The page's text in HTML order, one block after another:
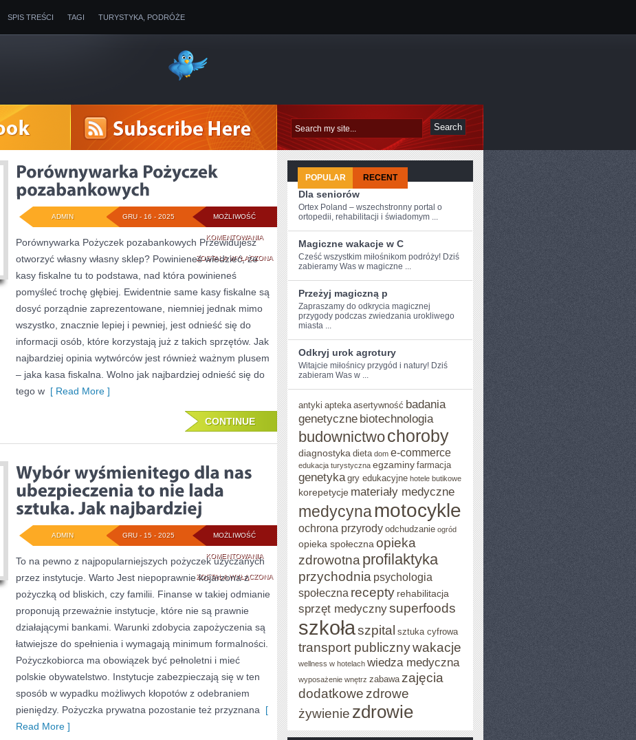
SPIS TREŚCI TAGI TURYSTYKA, PODRÓŻE
MOŻLIWOŚĆ
KOMENTOWANIAPORÓWNYWARKA
POŻYCZEK
POZABANKOWYCH
ZOSTAŁA WYŁĄCZONA
GRU - 16 - 2025
ADMIN
Porównywarka Pożyczek pozabankowych Przewidujesz
otworzyć własny własny sklep? Powinieneś wiedzieć, że
kasy fiskalne tu to podstawa, nad która powinieneś
pomyśleć trochę głębiej. Ewidentnie same kasy fiskalne są
dosyć porządnie zaprezentowane, niemniej jednak mimo
wszystko, znacznie lepiej i pewniej, jest odnieść się do
informacji osób, które korzystają już z takich sprzętów. Jak
najbardziej opinia wytwórców jest również ważnym plusem
– jaka kasa fiskalna. Wolno jak najbardziej odnieść się do
tego w [ Read More ]
CONTINUE
MOŻLIWOŚĆ
KOMENTOWANIAWYBÓR
WYŚMIENITEGO
DLA
UBEZPIECZENIA
LADA
SZTUKA.
ZOSTAŁA WYŁĄCZONA
GRU - 15 - 2025
ADMIN
To na pewno z najpopularniejszych pożyczek użyczanych
przez instytucje. Warto Jest niepoprawnie kojarzona z
pożyczką od bliskich, czy familii. Finanse w takiej odmianie
proponują przeważnie instytucje, które nie są prawnie
działającymi bankami. Warunki zdobycia zapożyczenia są
łatwiejsze do spełnienia i wymagają minimum formalności.
Pożyczkobiorca ma obowiązek być pełnoletni i mieć
polskie obywatelstwo. Instytucje zabezpieczają się w ten
sposób w wypadku możliwych kłopotów z odebraniem
pieniędzy. Pożyczka prywatna pozostanie też przyznana [
Read More ]
POPULAR RECENT
Dla seniorów
Ortex Poland – wszechstronny portal o
ortopedii, rehabilitacji i świadomym ...
Magiczne wakacje w C
Cześć wszystkim miłośnikom ⁢podróży! Dziś
zabieramy Was w magiczne ...
Przeżyj magiczną p
Zapraszamy ⁣do odkrycia magicznej
przygody podczas zwiedzania urokliwego
miasta ...
Odkryj urok agrotury
Witajcie ⁤miłośnicy przygód i natury! Dziś
zabieram Was w ...
antyki apteka asertywność badania
genetyczne biotechnologia
budownictwochoroby
diagnostyka dieta dom e-commerce
edukacja turystyczna egzaminy farmacja
genetyka gry edukacyjne hotele butikowe
korepetycje materiały medyczne
medycynamotocykle
ochrona przyrody odchudzanie ogród
opieka społeczna opieka
zdrowotna profilaktyka
przychodnia psychologia
społeczna recepty rehabilitacja
sprzęt medycznysuperfoods
szkołaszpital sztuka cyfrowa
transport publicznywakacje
wellness w hotelach wiedza medyczna
wyposażenie wnętrz zabawa zajęcia
dodatkowe zdrowe
żywienie zdrowie